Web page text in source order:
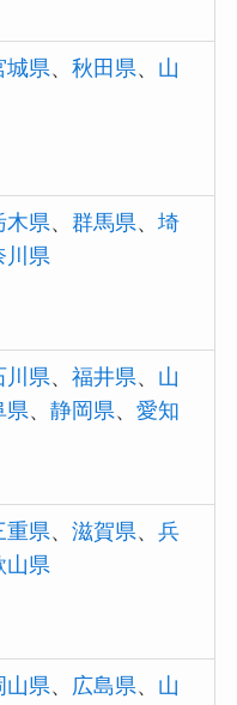
城県、秋田県、 山
木県、群馬県、埼
川県
川県、福井県、 山
県、静岡県、愛知
重県、滋賀県、兵
山県
山県、 広島県、 山